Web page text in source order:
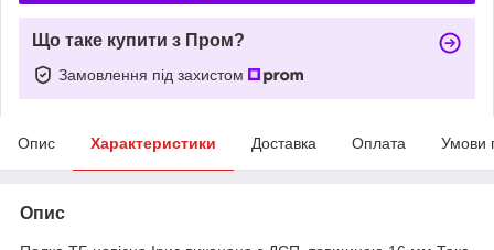
Що таке купити з Пром?
Замовлення під захистом
Опис Характеристики Доставка Оплата Умови
Опис